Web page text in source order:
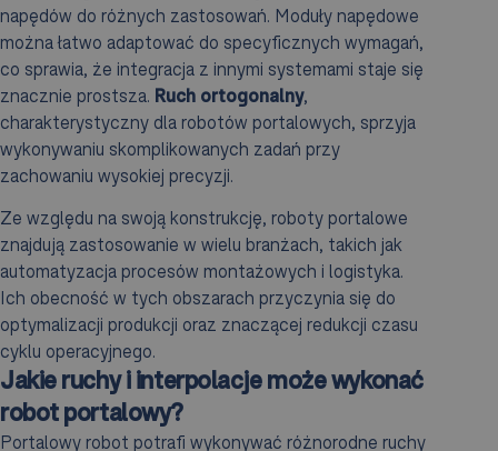
napędów do różnych zastosowań. Moduły napędowe
można łatwo adaptować do specyficznych wymagań,
co sprawia, że integracja z innymi systemami staje się
znacznie prostsza. Ruch ortogonalny,
charakterystyczny dla robotów portalowych, sprzyja
wykonywaniu skomplikowanych zadań przy
zachowaniu wysokiej precyzji.
Ze względu na swoją konstrukcję, roboty portalowe
znajdują zastosowanie w wielu branżach, takich jak
automatyzacja procesów montażowych i logistyka.
Ich obecność w tych obszarach przyczynia się do
optymalizacji produkcji oraz znaczącej redukcji czasu
cyklu operacyjnego.
Jakie ruchy i interpolacje może wykonać
robot portalowy?
Portalowy robot potrafi wykonywać różnorodne ruchy